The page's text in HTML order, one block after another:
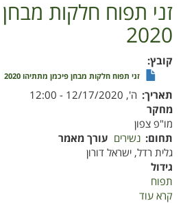
זני תפוח חלקות
2020
קובץ
זני תפוח חלקות מבחן פיכמן מתתיהו 2020
תאריך ה', 12/17/2020 - 12:00
מחקר
מו"פ צפון
תחום נשירים עורך מאמר
גלית רדל, ישראל דורון
גידול
תפוח
קרא עוד